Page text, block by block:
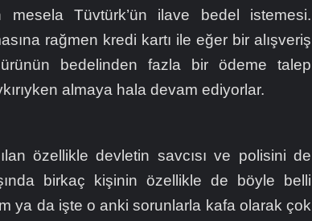
mesela Tüvtürk’ün ilave bedel istemesi.
rağmen kredi kartı ile eğer bir alışveriş
ürünün bedelinden fazla bir ödeme talep
almaya hala devam ediyorlar.
özellikle devletin savcısı ve polisini de
birkaç kişinin özellikle de böyle belli
ya da işte o anki sorunlarla kafa olarak çok